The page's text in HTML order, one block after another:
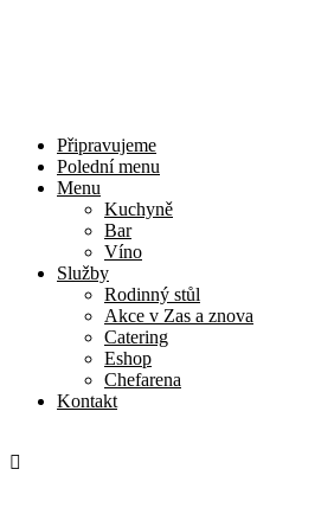
Připravujeme
Polední menu
Menu
Kuchyně
Bar
Víno
Služby
Rodinný stůl
Akce v Zas a znova
Catering
Eshop
Chefarena
Kontakt